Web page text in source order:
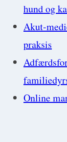
hund og
Akut-
praksis
Online